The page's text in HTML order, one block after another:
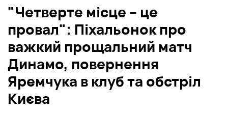
"Четверте місце – це
провал": Піхальонок про
важкий прощальний матч
Динамо, повернення
Яремчука в клуб та обстріл
Києва